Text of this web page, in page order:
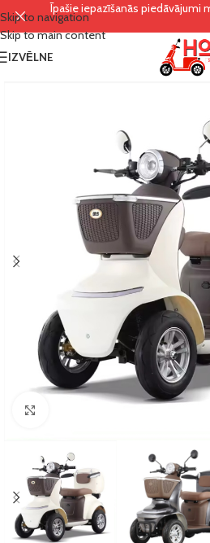
Skip to navigation
Skip to main content
Īpašie iepazīšanās piedāvājumi
IZVĒLNE